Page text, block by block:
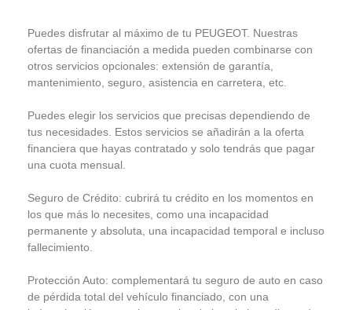
Puedes disfrutar al máximo de tu PEUGEOT. Nuestras
ofertas de financiación a medida pueden combinarse con
otros servicios opcionales: extensión de garantía,
mantenimiento, seguro, asistencia en carretera, etc.
Puedes elegir los servicios que precisas dependiendo de
tus necesidades. Estos servicios se añadirán a la oferta
financiera que hayas contratado y solo tendrás que pagar
una cuota mensual.
Seguro de Crédito: cubrirá tu crédito en los momentos en
los que más lo necesites, como una incapacidad
permanente y absoluta, una incapacidad temporal e incluso
fallecimiento.
Protección Auto: complementará tu seguro de auto en caso
de pérdida total del vehículo financiado, con una